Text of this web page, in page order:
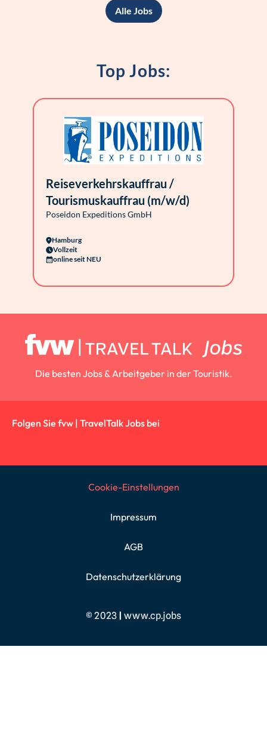
Alle Jobs
Top Jobs:
Reiseverkehrskauffrau /
Tourismuskauffrau (m/w/d)
Poseidon Expeditions GmbH
Hamburg
Vollzeit
online seit NEU
Die besten Jobs & Arbeitgeber in der Touristik.
Folgen Sie fvw | TravelTalk Jobs bei
Cookie-Einstellungen
Impressum
AGB
Datenschutzerklärung
© 2023 www.cp.jobs